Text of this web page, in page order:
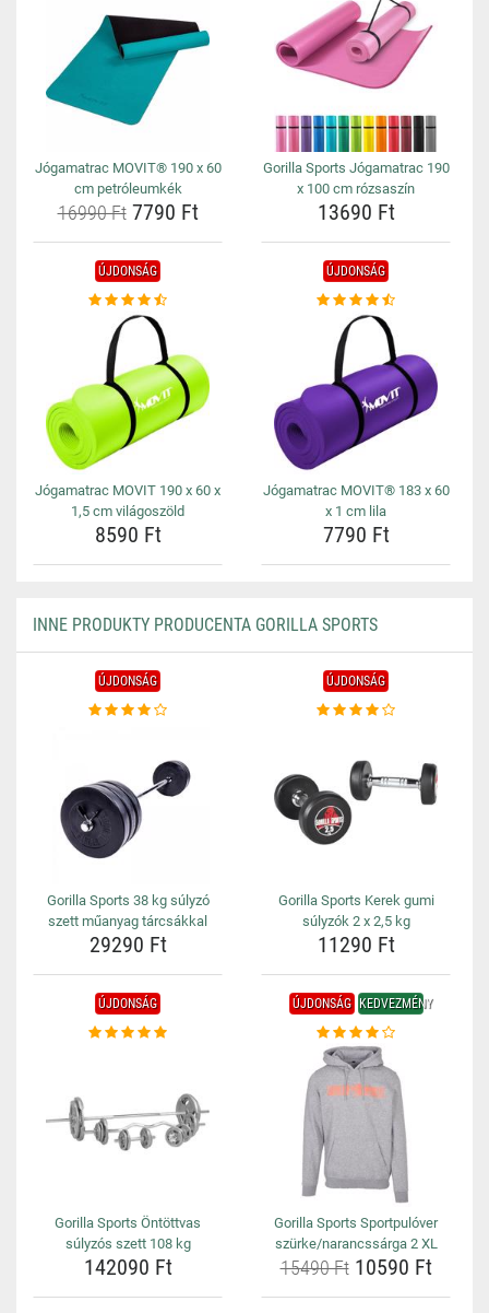
Jógamatrac MOVIT® 190 x 60
cm petróleumkék
16990 Ft7790 Ft
Gorilla Sports Jógamatrac 190
x 100 cm rózsaszín
13690 Ft
ÚJDONSÁG
Jógamatrac MOVIT 190 x 60 x
1,5 cm világoszöld
8590 Ft
ÚJDONSÁG
Jógamatrac MOVIT® 183 x 60
x 1 cm lila
7790 Ft
INNE PRODUKTY PRODUCENTA GORILLA SPORTS
ÚJDONSÁG
Gorilla Sports 38 kg súlyzó
szett műanyag tárcsákkal
29290 Ft
ÚJDONSÁG
Gorilla Sports Kerek gumi
súlyzók 2 x 2,5 kg
11290 Ft
ÚJDONSÁG
Gorilla Sports Öntöttvas
súlyzós szett 108 kg
142090 Ft
ÚJDONSÁG KEDVEZMÉNY
Gorilla Sports Sportpulóver
szürke/narancssárga 2 XL
15490 Ft10590 Ft